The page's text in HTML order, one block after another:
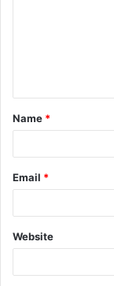
t
*
Name *
Email *
Website